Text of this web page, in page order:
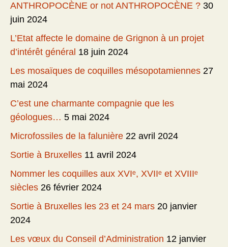
ANTHROPOCÈNE or not ANTHROPOCÈNE ? 30
juin 2024
L’Etat affecte le domaine de Grignon à un projet
d’intérêt général 18 juin 2024
Les mosaïques de coquilles mésopotamiennes 27
mai 2024
C’est une charmante compagnie que les
géologues… 5 mai 2024
Microfossiles de la falunière 22 avril 2024
Sortie à Bruxelles 11 avril 2024
Nommer les coquilles aux XVIᵉ, XVIIᵉ et XVIIIᵉ
siècles 26 février 2024
Sortie à Bruxelles les 23 et 24 mars 20 janvier
2024
Les vœux du Conseil d’Administration 12 janvier